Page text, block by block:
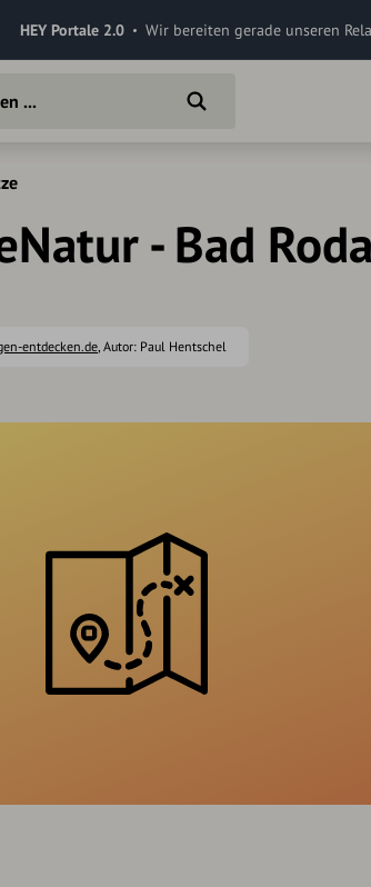
HEY Portale 2.0 Wir bereiten gerade unseren
- Bad
entdecken.de, Autor: Paul Hentschel